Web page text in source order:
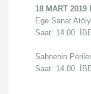
18 MART 2019
Ege Sanat
Saat: 14.00
Sahnenin
Saat: 14.00